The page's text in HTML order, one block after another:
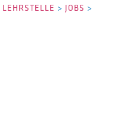
LEHRSTELLE > JOBS >